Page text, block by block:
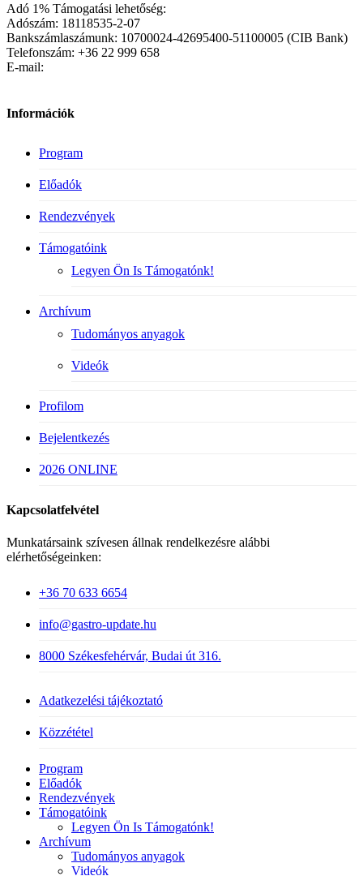
Adó 1% Támogatási lehetőség:
Adószám: 18118535-2-07
Bankszámlaszámunk: 10700024-42695400-51100005 (CIB Bank)
Telefonszám: +36 22 999 658
E-mail:
Információk
Program
Előadók
Rendezvények
Támogatóink
Legyen Ön Is Támogatónk!
Archívum
Tudományos anyagok
Videók
Profilom
Bejelentkezés
2026 ONLINE
Kapcsolatfelvétel
Munkatársaink szívesen állnak rendelkezésre alábbi
elérhetőségeinken:
+36 70 633 6654
info@gastro-update.hu
8000 Székesfehérvár, Budai út 316.
Adatkezelési tájékoztató
Közzététel
Close
Menu
Program
Előadók
Rendezvények
Támogatóink
Legyen Ön Is Támogatónk!
Archívum
Tudományos anyagok
Videók